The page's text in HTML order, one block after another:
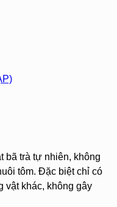
bã trà tự nhiên, không
tôm. Đặc biệt chỉ có
vật khác, không gây